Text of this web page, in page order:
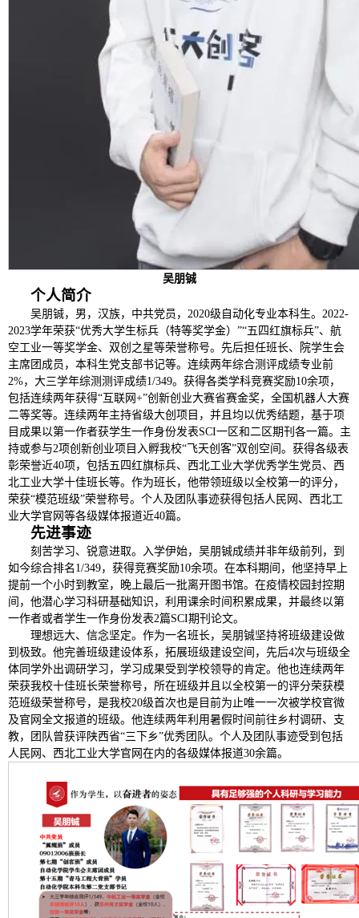
吴朋铖
个人简介
吴朋铖，男，汉族，中共党员，2020级自动化专业本科生。2022-
2023学年荣获“优秀大学生标兵（特等奖学金）”“五四红旗标兵”、航
空工业一等奖学金、双创之星等荣誉称号。先后担任班长、院学生会
主席团成员，本科生党支部书记等。连续两年综合测评成绩专业前
2%，大三学年综测测评成绩1/349。获得各类学科竞赛奖励10余项，
包括连续两年获得“互联网+”创新创业大赛省赛金奖，全国机器人大赛
二等奖等。连续两年主持省级大创项目，并且均以优秀结题，基于项
目成果以第一作者获学生一作身份发表SCI一区和二区期刊各一篇。主
持或参与2项创新创业项目入孵我校“飞天创客”双创空间。获得各级表
彰荣誉近40项，包括五四红旗标兵、西北工业大学优秀学生党员、西
北工业大学十佳班长等。作为班长，他带领班级以全校第一的评分，
荣获“模范班级”荣誉称号。个人及团队事迹获得包括人民网、西北工
业大学官网等各级媒体报道近40篇。
先进事迹
刻苦学习、锐意进取。入学伊始，吴朋铖成绩并非年级前列，到
如今综合排名1/349，获得竞赛奖励10余项。在本科期间，他坚持早上
提前一个小时到教室，晚上最后一批离开图书馆。在疫情校园封控期
间，他潜心学习科研基础知识，利用课余时间积累成果，并最终以第
一作者或者学生一作身份发表2篇SCI期刊论文。
理想远大、信念坚定。作为一名班长，吴朋铖坚持将班级建设做
到极致。他完善班级建设体系，拓展班级建设空间，先后4次与班级全
体同学外出调研学习，学习成果受到学校领导的肯定。他也连续两年
荣获我校十佳班长荣誉称号，所在班级并且以全校第一的评分荣获模
范班级荣誉称号，是我校20级首次也是目前为止唯一一次被学校官微
及官网全文报道的班级。他连续两年利用暑假时间前往乡村调研、支
教，团队曾获评陕西省“三下乡”优秀团队。个人及团队事迹受到包括
人民网、西北工业大学官网在内的各级媒体报道30余篇。